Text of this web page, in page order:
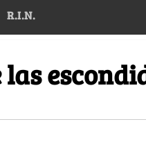
R.I.N.
las